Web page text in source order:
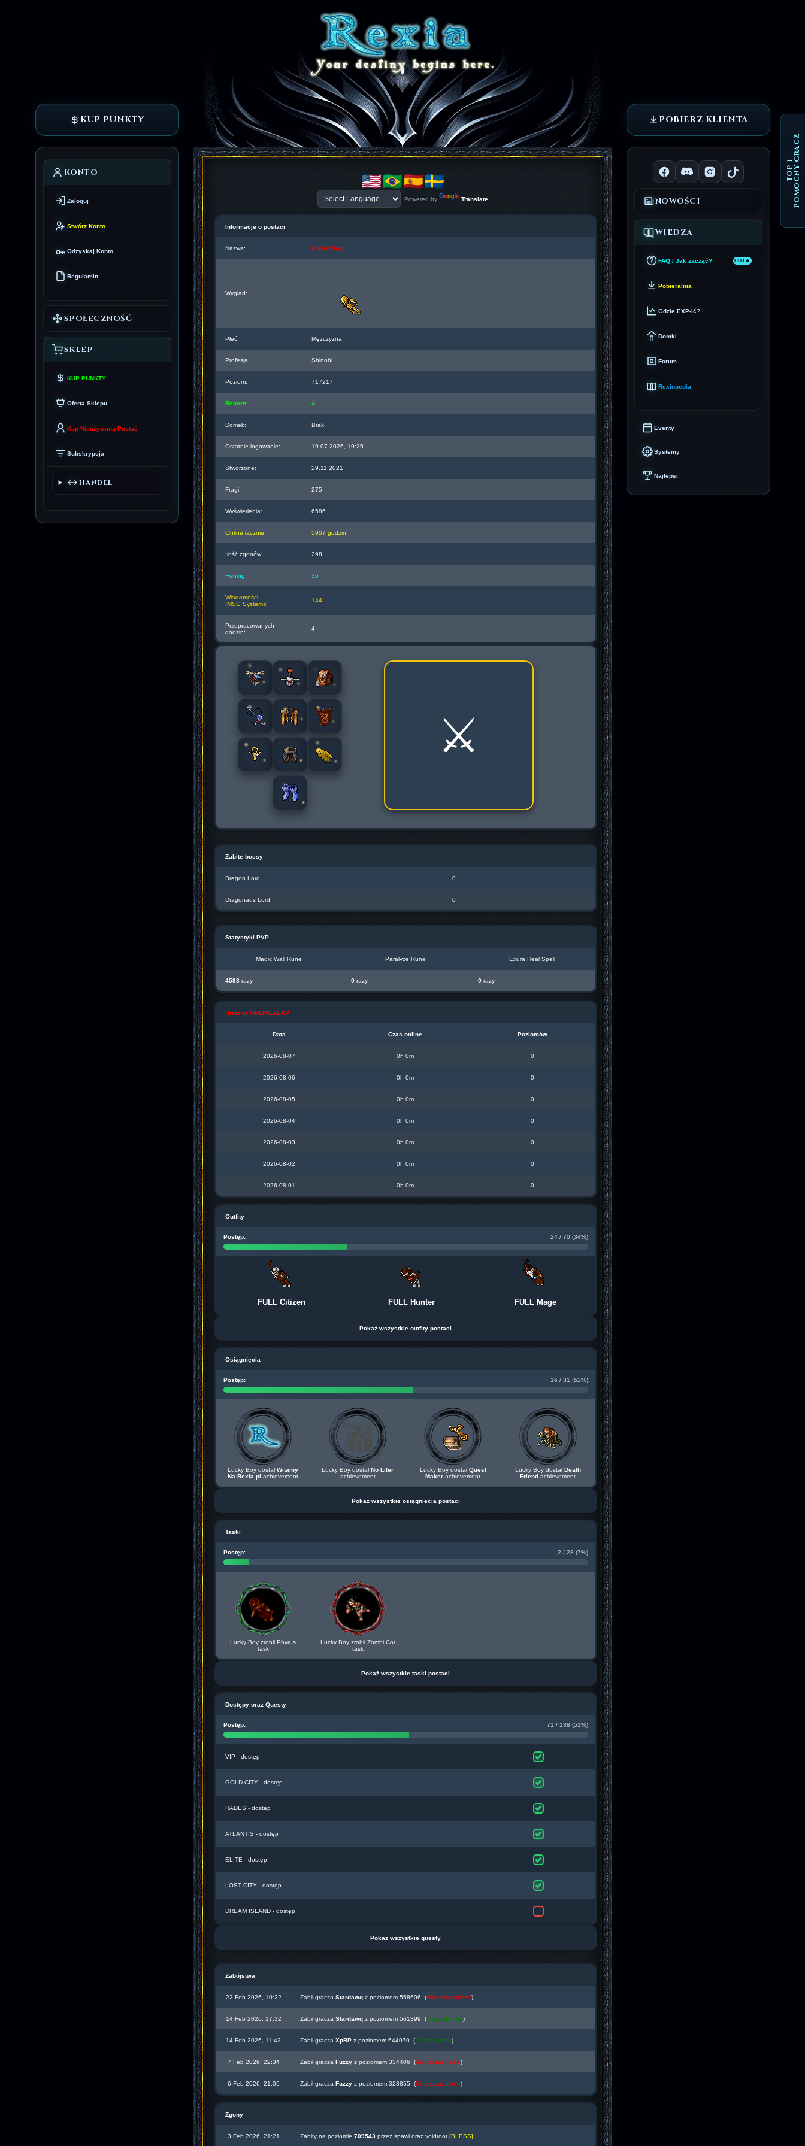
TOP 1POMOCNY GRACZ
KUP PUNKTY POBIERZ KLIENTA
KONTO
Zaloguj
Stwórz Konto
Odzyskaj Konto
Regulamin
SPOŁECZNOŚĆ
SKLEP
KUP PUNKTY
Oferta Sklepu
Kup Nieużywaną Postać
Subskrypcja
HANDEL
Powered by Translate
Informacje o postaci
Nazwa: Lucky Boy
Wygląd:
Płeć: Mężczyzna
Profesja: Shinobi
Poziom: 717217
Reborn: 4
Domek: Brak
Ostatnie logowanie: 19.07.2026, 19:25
Stworzone: 29.11.2021
Fragi: 275
Wyświetlenia: 6586
Online łącznie: 5907 godzin
Ilość zgonów: 298
Fishing: 36
Wiadomości
(MSG System):
144
Przepracowanych
godzin:
4
⚔️
Zabite bossy
Bregon Lord 0
Dragonaus Lord 0
Statystyki PVP
Magic Wall Rune Paralyze Rune Exura Heal Spell
4588razy 0 razy 0 razy
Historia ONLINE&EXP
Data Czas online Poziomów
2026-08-07 0h 0m 0
2026-08-06 0h 0m 0
2026-08-05 0h 0m 0
2026-08-04 0h 0m 0
2026-08-03 0h 0m 0
2026-08-02 0h 0m 0
2026-08-01 0h 0m 0
Outfity
Postęp: 24 / 70 (34%)
FULL Citizen FULL Hunter FULL Mage
Pokaż wszystkie outfity postaci
Osiągnięcia
Postęp: 16 / 31 (52%)
Lucky Boy dostał Witamy
Na Rexia.pl achievement
Lucky Boy dostał No Lifer
achievement
Lucky Boy dostał Quest
Maker achievement
Lucky Boy dostał Death
Friend achievement
Pokaż wszystkie osiągnięcia postaci
Taski
Postęp: 2 / 28 (7%)
Lucky Boy zrobił Phyrus
task
Lucky Boy zrobił Zombi Cor
task
Pokaż wszystkie taski postaci
Dostępy oraz Questy
Postęp: 71 / 138 (51%)
VIP - dostęp
GOLD CITY - dostęp
HADES - dostęp
ATLANTIS - dostęp
ELITE - dostęp
LOST CITY - dostęp
DREAM ISLAND - dostęp
Pokaż wszystkie questy
Zabójstwa
22 Feb 2026, 10:22 Zabił gracza Stardawqz poziomem 558606. (Nieuzasadnione)
14 Feb 2026, 17:32 Zabił gracza Stardawqz poziomem 561399. (Uzasadnione)
14 Feb 2026, 11:42 Zabił gracza XpRPz poziomem 644070. (Uzasadnione)
7 Feb 2026, 22:34 Zabił gracza Fuzzyz poziomem 334406. (Nieuzasadnione)
6 Feb 2026, 21:06 Zabił gracza Fuzzyz poziomem 323855. (Nieuzasadnione)
Zgony
3 Feb 2026, 21:21 Zabity na poziomie 709543przez spawl oraz voidroot [BLESS]
NOWOŚCI
WIEDZA
FAQ / Jak zacząć?
Pobieralnia
Gdzie EXP-ić?
Domki
Forum
Rexiopedia
Eventy
Systemy
Najlepsi